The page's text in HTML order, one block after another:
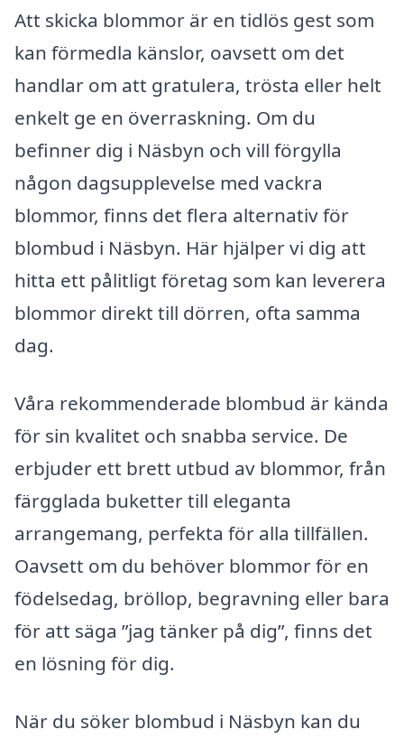
Att skicka blommor är en tidlös gest som
kan förmedla känslor, oavsett om det
handlar om att gratulera, trösta eller helt
enkelt ge en överraskning. Om du
befinner dig i Näsbyn och vill förgylla
någon dagsupplevelse med vackra
blommor, finns det flera alternativ för
blombud i Näsbyn. Här hjälper vi dig att
hitta ett pålitligt företag som kan leverera
blommor direkt till dörren, ofta samma
dag.
Våra rekommenderade blombud är kända
för sin kvalitet och snabba service. De
erbjuder ett brett utbud av blommor, från
färgglada buketter till eleganta
arrangemang, perfekta för alla tillfällen.
Oavsett om du behöver blommor för en
födelsedag, bröllop, begravning eller bara
för att säga ”jag tänker på dig”, finns det
en lösning för dig.
När du söker blombud i Näsbyn kan du